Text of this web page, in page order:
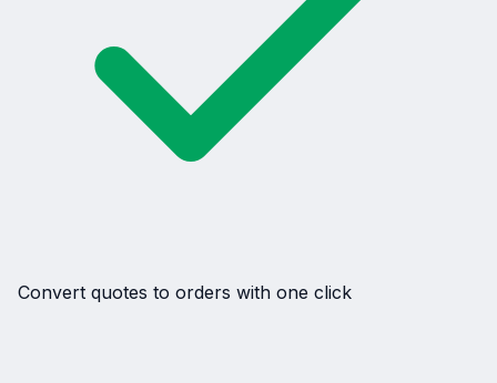
Convert quotes to orders with one click